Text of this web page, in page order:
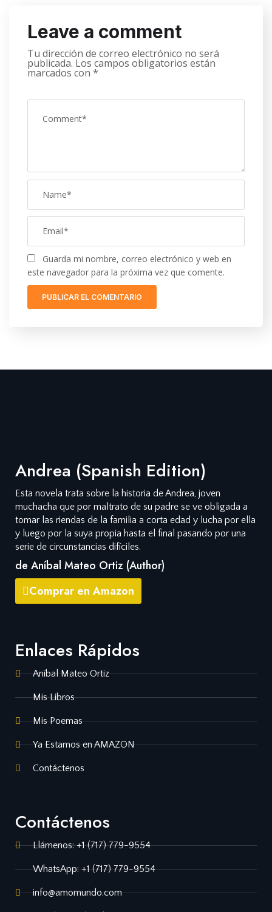
Leave a comment
Tu dirección de correo electrónico no será
publicada. Los campos obligatorios están
marcados con *
Guarda mi nombre, correo electrónico y web en
este navegador para la próxima vez que comente.
Andrea (Spanish Edition)
Esta novela trata sobre la historia de Andrea, joven
muchacha que por maltrato de su padre se ve obligada a
tomar las riendas de la familia a corta edad y lucha por ella
y luego por la suya propia hasta el final pasando por una
serie de circunstancias difíciles.
de Aníbal Mateo Ortiz (Author)
Comprar en Amazon
Enlaces Rápidos
Aníbal Mateo Ortiz
Mis Libros
Mis Poemas
Ya Estamos en AMAZON
Contáctenos
Contáctenos
Llámenos: +1 (717) 779-9554
WhatsApp: +1 (717) 779-9554
info@amomundo.com